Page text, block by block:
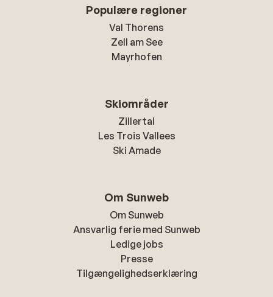
Populære regioner
Val Thorens
Zell am See
Mayrhofen
Skiområder
Zillertal
Les Trois Vallees
Ski Amade
Om Sunweb
Om Sunweb
Ansvarlig ferie med Sunweb
Ledige jobs
Presse
Tilgængelighedserklæring